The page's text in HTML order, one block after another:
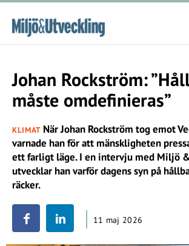
Johan Rockström:
måste omdefinieras”
KLIMATNär Johan Rockström tog emot
varnade han för att mänskligheten
ett farligt läge. I en intervju med Miljö
utvecklar han varför dagens syn på
räcker.
11 maj 2026